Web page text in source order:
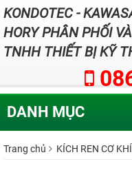
KONDOTEC -
HORY PHÂN PHỐI
TNHH THIẾT BỊ KỸ
DANH MỤC
Trang chủ KÍCH REN CƠ